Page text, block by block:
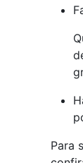
Para